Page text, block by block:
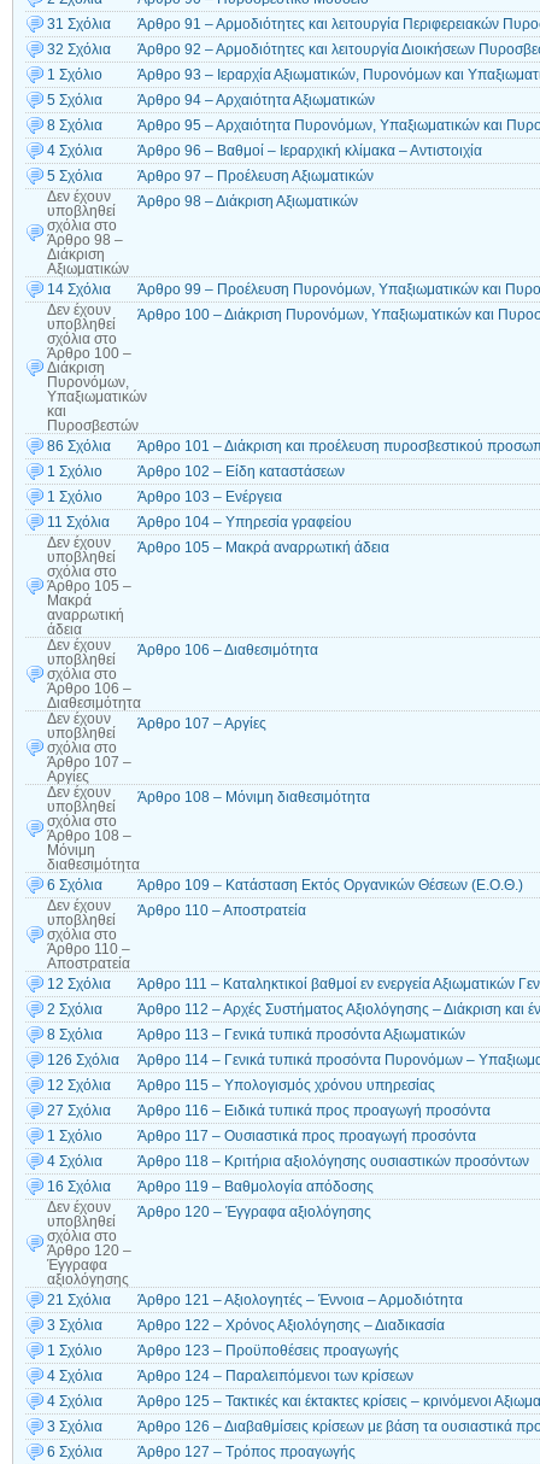
31 Σχόλια
Άρθρο 91 – Αρμοδιότητες και λειτουργία Περιφερειακών
32 Σχόλια
Άρθρο 92 – Αρμοδιότητες και λειτουργία Διοικήσεων
1 Σχόλιο
Άρθρο 93 – Ιεραρχία Αξιωματικών, Πυρονόμων και
5 Σχόλια
Άρθρο 94 – Αρχαιότητα Αξιωματικών
8 Σχόλια
Άρθρο 95 – Αρχαιότητα Πυρονόμων, Υπαξιωματικών και
4 Σχόλια
Άρθρο 96 – Βαθμοί – Ιεραρχική κλίμακα – Αντιστοιχία
5 Σχόλια
Άρθρο 97 – Προέλευση Αξιωματικών
Δεν έχουν
υποβληθεί
σχόλια στο
Άρθρο 98 –
Διάκριση
Αξιωματικών
Άρθρο 98 – Διάκριση Αξιωματικών
14 Σχόλια
Άρθρο 99 – Προέλευση Πυρονόμων, Υπαξιωματικών και
Δεν έχουν
υποβληθεί
σχόλια στο
Άρθρο 100 –
Διάκριση
Πυρονόμων,
Υπαξιωματικών
και
Πυροσβεστών
Άρθρο 100 – Διάκριση Πυρονόμων, Υπαξιωματικών και
86 Σχόλια
Άρθρο 101 – Διάκριση και προέλευση πυροσβεστικού
1 Σχόλιο
Άρθρο 102 – Είδη καταστάσεων
1 Σχόλιο
Άρθρο 103 – Ενέργεια
11 Σχόλια
Άρθρο 104 – Υπηρεσία γραφείου
Δεν έχουν
υποβληθεί
σχόλια στο
Άρθρο 105 –
Μακρά
αναρρωτική
άδεια
Άρθρο 105 – Μακρά αναρρωτική άδεια
Δεν έχουν
υποβληθεί
σχόλια στο
Άρθρο 106 –
Διαθεσιμότητα
Άρθρο 106 – Διαθεσιμότητα
Δεν έχουν
υποβληθεί
σχόλια στο
Άρθρο 107 –
Αργίες
Άρθρο 107 – Αργίες
Δεν έχουν
υποβληθεί
σχόλια στο
Άρθρο 108 –
Μόνιμη
διαθεσιμότητα
Άρθρο 108 – Μόνιμη διαθεσιμότητα
6 Σχόλια
Άρθρο 109 – Κατάσταση Εκτός Οργανικών Θέσεων (Ε.Ο.Θ.)
Δεν έχουν
υποβληθεί
σχόλια στο
Άρθρο 110 –
Αποστρατεία
Άρθρο 110 – Αποστρατεία
12 Σχόλια
Άρθρο 111 – Καταληκτικοί βαθμοί εν ενεργεία Αξιωματικών
2 Σχόλια
Άρθρο 112 – Αρχές Συστήματος Αξιολόγησης – Διάκριση και
8 Σχόλια
Άρθρο 113 – Γενικά τυπικά προσόντα Αξιωματικών
126 Σχόλια
Άρθρο 114 – Γενικά τυπικά προσόντα Πυρονόμων –
12 Σχόλια
Άρθρο 115 – Υπολογισμός χρόνου υπηρεσίας
27 Σχόλια
Άρθρο 116 – Ειδικά τυπικά προς προαγωγή προσόντα
1 Σχόλιο
Άρθρο 117 – Ουσιαστικά προς προαγωγή προσόντα
4 Σχόλια
Άρθρο 118 – Κριτήρια αξιολόγησης ουσιαστικών προσόντων
16 Σχόλια
Άρθρο 119 – Βαθμολογία απόδοσης
Δεν έχουν
υποβληθεί
σχόλια στο
Άρθρο 120 –
Έγγραφα
αξιολόγησης
Άρθρο 120 – Έγγραφα αξιολόγησης
21 Σχόλια
Άρθρο 121 – Αξιολογητές – Έννοια – Αρμοδιότητα
3 Σχόλια
Άρθρο 122 – Χρόνος Αξιολόγησης – Διαδικασία
1 Σχόλιο
Άρθρο 123 – Προϋποθέσεις προαγωγής
4 Σχόλια
Άρθρο 124 – Παραλειπόμενοι των κρίσεων
4 Σχόλια
Άρθρο 125 – Τακτικές και έκτακτες κρίσεις – κρινόμενοι
3 Σχόλια
Άρθρο 126 – Διαβαθμίσεις κρίσεων με βάση τα ουσιαστικά
6 Σχόλια
Άρθρο 127 – Τρόπος προαγωγής